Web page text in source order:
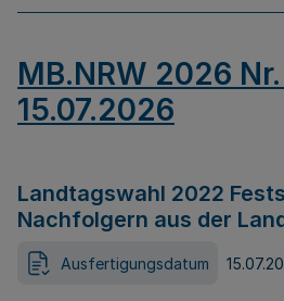
MB.NRW 2026
15.07.2026
Landtagswahl 2022
Nachfolgern aus der
Ausfertigungsdatum